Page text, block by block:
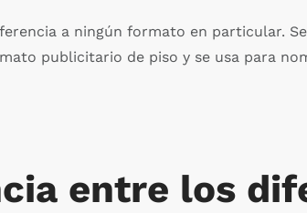
a ningún formato en particular.
publicitario de piso y se usa para
entre los